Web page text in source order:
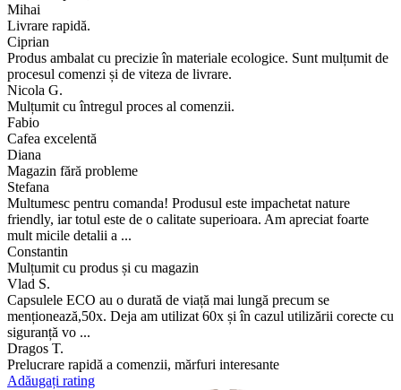
Mihai
Livrare rapidă.
Ciprian
Produs ambalat cu precizie în materiale ecologice. Sunt mulțumit de
procesul comenzi și de viteza de livrare.
Nicola G.
Mulțumit cu întregul proces al comenzii.
Fabio
Cafea excelentă
Diana
Magazin fără probleme
Stefana
Multumesc pentru comanda! Produsul este impachetat nature
friendly, iar totul este de o calitate superioara. Am apreciat foarte
mult micile detalii a ...
Constantin
Mulțumit cu produs și cu magazin
Vlad S.
Capsulele ECO au o durată de viață mai lungă precum se
menționează,50x. Deja am utilizat 60x și în cazul utilizării corecte cu
siguranță vo ...
Dragos T.
Prelucrare rapidă a comenzii, mărfuri interesante
Adăugați rating